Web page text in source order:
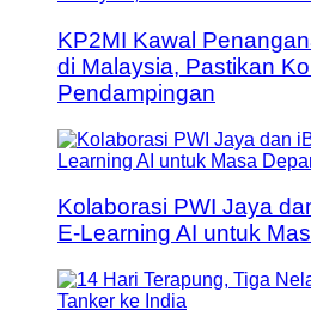
KP2MI Kawal
di Malaysia, Pastikan
Pendampingan
Kolaborasi PWI Jaya
E-Learning AI untuk